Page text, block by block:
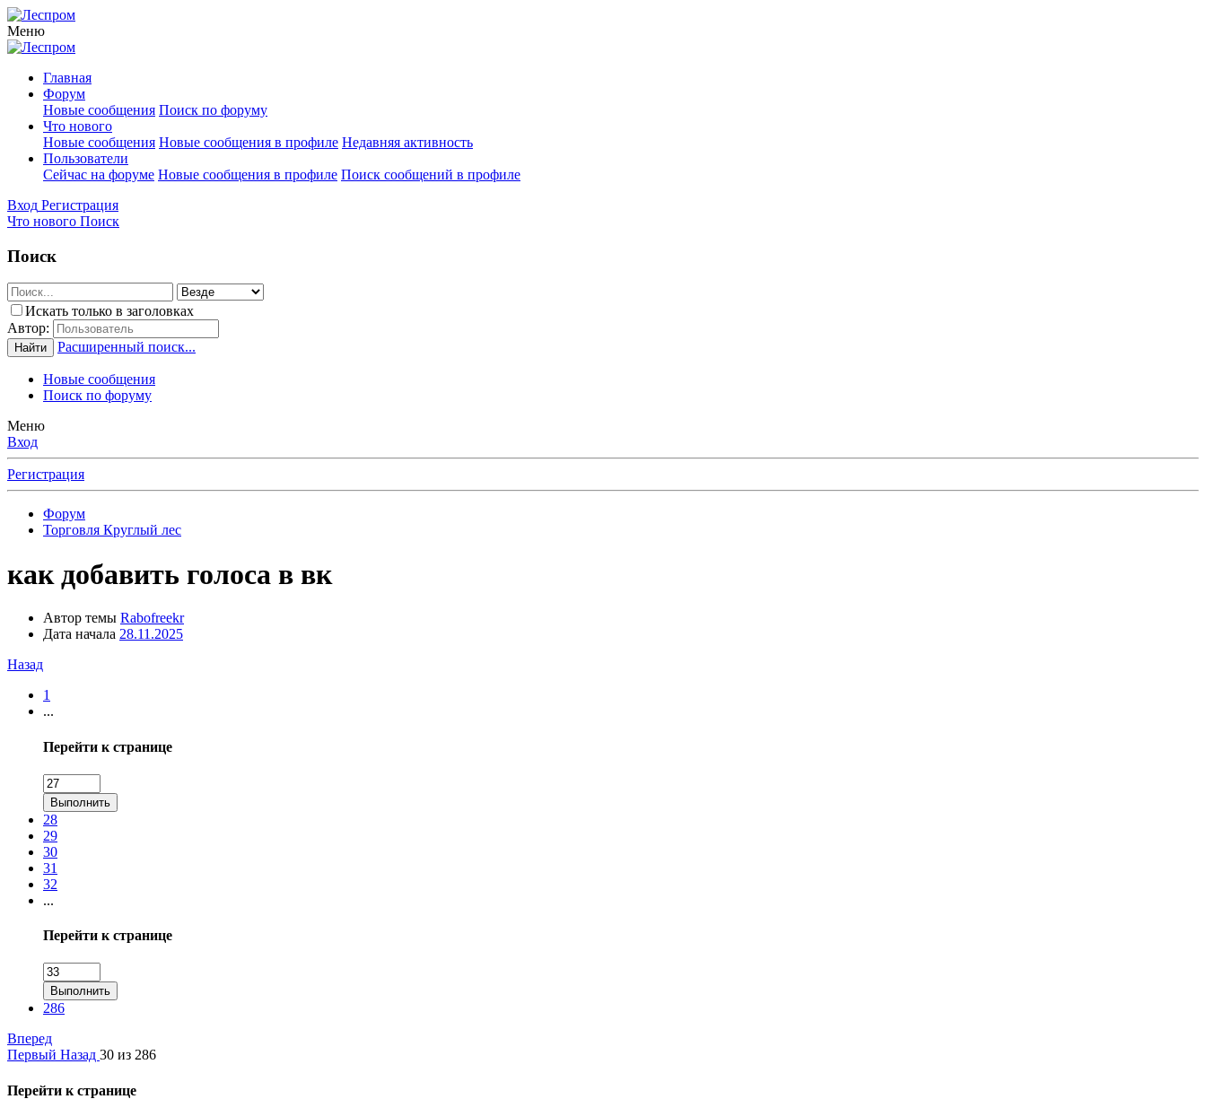
Меню
Главная
Форум
Новые сообщения Поиск по форуму
Что нового
Новые сообщения Новые сообщения в профиле Недавняя активность
Пользователи
Сейчас на форуме Новые сообщения в профиле Поиск сообщений в профиле
Вход Регистрация
Что нового Поиск
Поиск
Искать только в заголовках
Автор:
Найти Расширенный поиск...
Новые сообщения
Поиск по форуму
Меню
Вход
Регистрация
Форум
Торговля Круглый лес
как добавить голоса в вк
Автор темы Rabofreekr
Дата начала 28.11.2025
Назад
1
...
Перейти к странице
Выполнить
28
29
30
31
32
...
Перейти к странице
Выполнить
286
Вперед
Первый Назад 30 из 286
Перейти к странице